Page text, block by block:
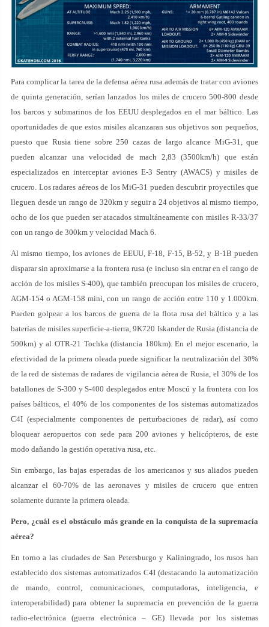
Para complicar la tarea de la defensa aérea rusa además de tratar con aviones
de quinta generación, serían lanzados los miles de crucero 500-800 desde
los barcos y submarinos de los EEUU desplegados en el mar báltico. Las
oportunidades de que estos misiles alcanzaran sus objetivos son pequeños,
puesto que Rusia tiene sobre 250 cazas de largo alcance MiG-31, que
pueden alcanzar una velocidad de mach 2,83 (3500km/h) que están
especializados en interceptar aviones E-3 Sentry (AWACS) y misiles de
crucero. Los radares aéreos de los MiG-31 pueden descubrir proyectiles que
lleguen desde un rango de 320km y seguir a 24 objetivos al mismo tiempo,
ocho de los que pueden ser atacados simultáneamente con misiles R-33/37
con un rango de 300km y velocidad Mach 6.
Al mismo tiempo, los aviones de EEUU, F-18, F-15, B-52, y B-1B pueden
disparar sin aproximarse a la frontera rusa (e incluso sin entrar en el rango de
acción de los misiles S-400), que también preocupan los misiles de crucero,
AGM-154 o AGM-158 mini, con un rango de acción entre 110 y 1.000km.
Pueden golpear a los barcos de guerra de la flota rusa del báltico y a las
baterías de misiles superficie-a-tierra, 9K720 Iskander de Rusia (distancia de
500km) y al OTR-21 Tochka (distancia 180km). En el mejor escenario, la
efectividad de la primera oleada puede significar la neutralización del 30%
de la red de sistemas de radares de vigilancia aérea de Rusia, el 30% de los
batallones de S-300 y S-400 desplegados entre Moscú y la frontera con los
países bálticos, el 40% de los componentes de los sistemas automatizados
C4I (especialmente componentes de perturbaciones de radar), así como
bloquear aeropuertos con sede para 200 aviones y helicópteros, de este
modo dañando la gestión operativa rusa, etc.
Sin embargo, las bajas esperadas de los americanos y sus aliados pueden
alcanzar el 60-70% de las aeronaves y misiles de crucero que entren
solamente durante la primera oleada.
Pero, ¿cuál es el obstáculo más grande en la conquista de la supremacía
aérea?
En torno a las ciudades de San Petersburgo y Kaliningrado, los rusos han
establecido dos sistemas automatizados C4I (destacando la automatización
de mando, control, comunicaciones, computadoras, inteligencia, e
interoperabilidad) para obtener la supremacía en prevención de la guerra
radio-electrónica (guerra electrónica – GE) llevada por los sistemas